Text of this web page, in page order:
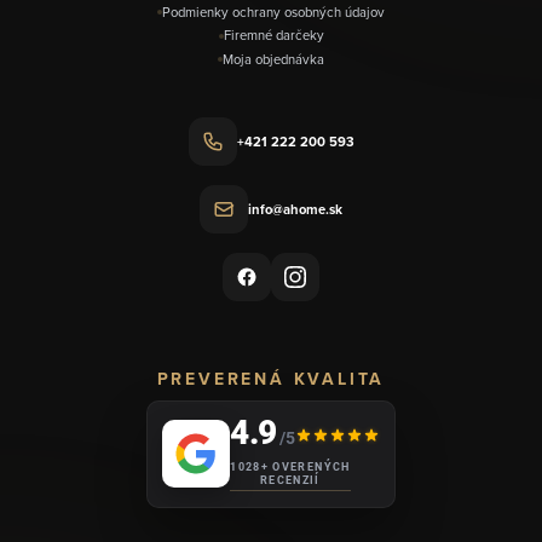
Podmienky ochrany osobných údajov
Firemné darčeky
Moja objednávka
+421 222 200 593
info@ahome.sk
PREVERENÁ KVALITA
4.9/5
1028+ OVERENÝCH
RECENZIÍ